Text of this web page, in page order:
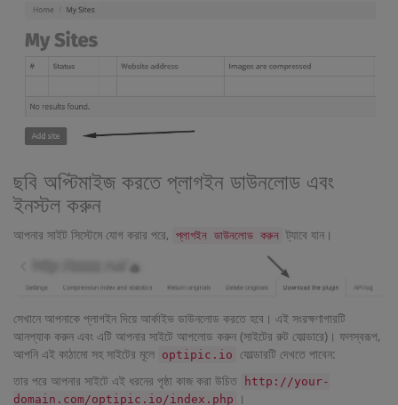
ছবি অপ্টিমাইজ করতে প্লাগইন ডাউনলোড এবং
ইনস্টল করুন
আপনার সাইট সিস্টেমে যোগ করার পরে, প্লাগইন ডাউনলোড করুন ট্যাবে যান।
সেখানে আপনাকে প্লাগইন দিয়ে আর্কাইভ ডাউনলোড করতে হবে। এই সংরক্ষণাগারটি
আনপ্যাক করুন এবং এটি আপনার সাইটে আপলোড করুন (সাইটের রুট ফোল্ডারে)। ফলস্বরূপ,
আপনি এই কাঠামো সহ সাইটের মূলে optipic.io ফোল্ডারটি দেখতে পাবেন:
তার পরে আপনার সাইটে এই ধরনের পৃষ্ঠা কাজ করা উচিত
http://your-
domain.com/optipic.io/index.php
।